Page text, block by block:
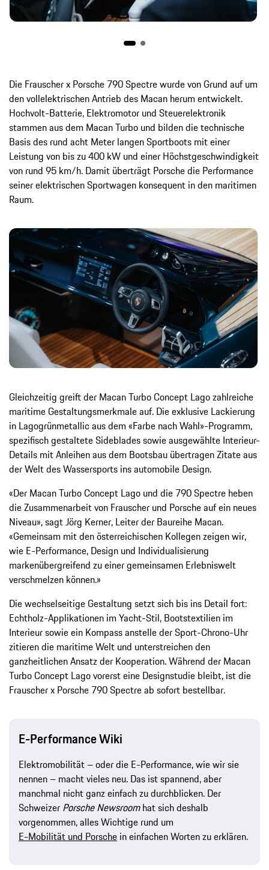
Die Frauscher x Porsche 790 Spectre wurde von Grund auf um
den vollelektrischen Antrieb des Macan herum entwickelt.
Hochvolt-Batterie, Elektromotor und Steuerelektronik
stammen aus dem Macan Turbo und bilden die technische
Basis des rund acht Meter langen Sportboots mit einer
Leistung von bis zu 400 kW und einer Höchstgeschwindigkeit
von rund 95 km/h. Damit überträgt Porsche die Performance
seiner elektrischen Sportwagen konsequent in den maritimen
Raum.
Gleichzeitig greift der Macan Turbo Concept Lago zahlreiche
maritime Gestaltungsmerkmale auf. Die exklusive Lackierung
in Lagogrünmetallic aus dem «Farbe nach Wahl»-Programm,
spezifisch gestaltete Sideblades sowie ausgewählte Interieur-
Details mit Anleihen aus dem Bootsbau übertragen Zitate aus
der Welt des Wassersports ins automobile Design.
«Der Macan Turbo Concept Lago und die 790 Spectre heben
die Zusammenarbeit von Frauscher und Porsche auf ein neues
Niveau», sagt Jörg Kerner, Leiter der Baureihe Macan.
«Gemeinsam mit den österreichischen Kollegen zeigen wir,
wie E-Performance, Design und Individualisierung
markenübergreifend zu einer gemeinsamen Erlebniswelt
verschmelzen können.»
Die wechselseitige Gestaltung setzt sich bis ins Detail fort:
Echtholz-Applikationen im Yacht-Stil, Bootstextilien im
Interieur sowie ein Kompass anstelle der Sport-Chrono-Uhr
zitieren die maritime Welt und unterstreichen den
ganzheitlichen Ansatz der Kooperation. Während der Macan
Turbo Concept Lago vorerst eine Designstudie bleibt, ist die
Frauscher x Porsche 790 Spectre ab sofort bestellbar.
E-Performance Wiki
Elektromobilität – oder die E-Performance, wie wir sie
nennen – macht vieles neu. Das ist spannend, aber
manchmal nicht ganz einfach zu durchblicken. Der
Schweizer Porsche Newsroomhat sich deshalb
vorgenommen, alles Wichtige rund um
E-Mobilität und Porsche in einfachen Worten zu erklären.